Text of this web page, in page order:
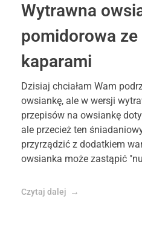
Wytrawna
pomidorowa
kaparami
Dzisiaj chciałam Wam
owsiankę, ale w wersji
przepisów na owsiankę
ale przecież ten
przyrządzić z dodatkiem
owsianka może zastąpić
Czytaj dalej